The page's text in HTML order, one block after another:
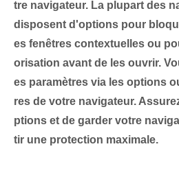
tre navigateur. La plupart des
disposent d'options pour
es fenêtres contextuelles ou
orisation avant de les ouvrir.
es paramètres via les options
res de votre navigateur.
ptions et de garder votre
tir une protection maximale.